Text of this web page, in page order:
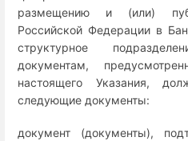
размещению и (или)
Российской Федерации в
структурное
документам,
настоящего Указания,
следующие документы:
документ (документы),